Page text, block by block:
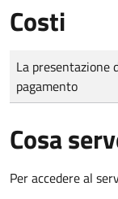
Costi
Tipo di pagamento
Importo
La presentazione
pagamento
Cosa
Per accedere al